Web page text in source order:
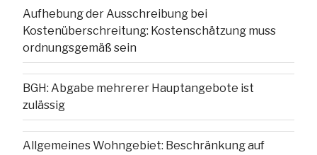
Aufhebung der Ausschreibung bei
Kostenüberschreitung: Kostenschätzung muss
ordnungsgemäß sein
BGH: Abgabe mehrerer Hauptangebote ist
zulässig
Allgemeines Wohngebiet: Beschränkung auf